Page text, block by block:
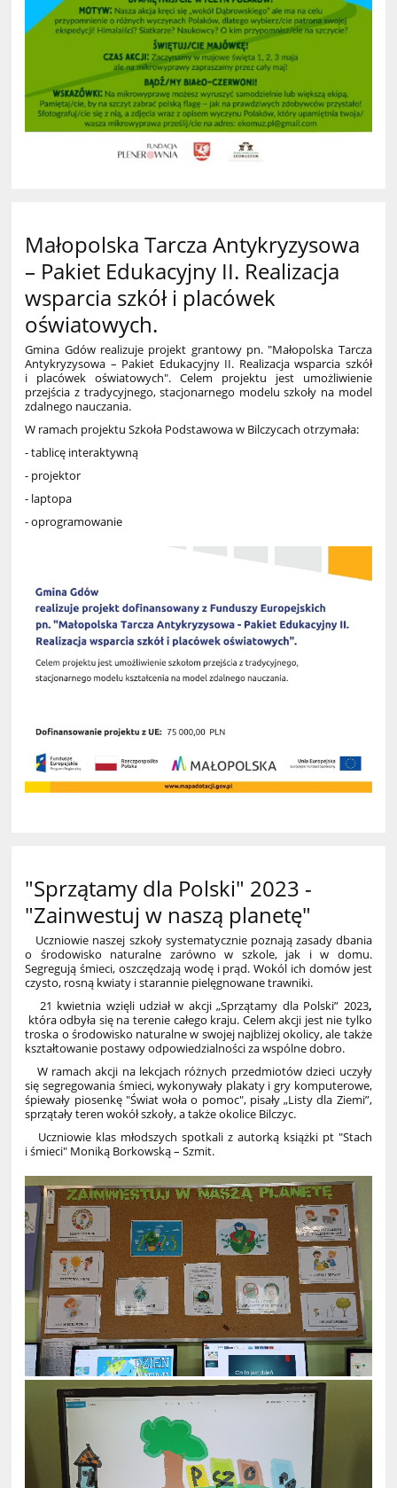
Małopolska Tarcza Antykryzysowa
– Pakiet Edukacyjny II. Realizacja
wsparcia szkół i placówek
oświatowych.
Gmina Gdów realizuje projekt grantowy pn. "Małopolska Tarcza
Antykryzysowa – Pakiet Edukacyjny II. Realizacja wsparcia szkół
i placówek oświatowych". Celem projektu jest umożliwienie
przejścia z tradycyjnego, stacjonarnego modelu szkoły na model
zdalnego nauczania.
W ramach projektu Szkoła Podstawowa w Bilczycach otrzymała:
- tablicę interaktywną
- projektor
- laptopa
- oprogramowanie
"Sprzątamy dla Polski" 2023 -
"Zainwestuj w naszą planetę"
Uczniowie naszej szkoły systematycznie poznają zasady dbania
o środowisko naturalne zarówno w szkole, jak i w domu.
Segregują śmieci, oszczędzają wodę i prąd. Wokól ich domów jest
czysto, rosną kwiaty i starannie pielęgnowane trawniki.
21 kwietnia wzięli udział w akcji „Sprzątamy dla Polski” 2023,
która odbyła się na terenie całego kraju. Celem akcji jest nie tylko
troska o środowisko naturalne w swojej najbliżej okolicy, ale także
kształtowanie postawy odpowiedzialności za wspólne dobro.
W ramach akcji na lekcjach różnych przedmiotów dzieci uczyły
się segregowania śmieci, wykonywały plakaty i gry komputerowe,
śpiewały piosenkę "Świat woła o pomoc", pisały „Listy dla Ziemi”,
sprzątały teren wokół szkoły, a także okolice Bilczyc.
Uczniowie klas młodszych spotkali z autorką książki pt "Stach
i śmieci" Moniką Borkowską – Szmit.